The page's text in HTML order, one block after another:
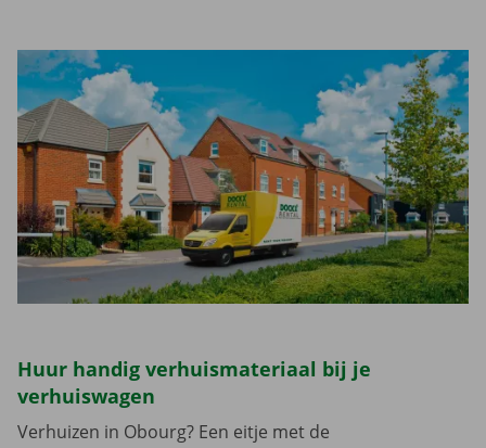
Huur handig verhuismateriaal bij je
verhuiswagen
Verhuizen in Obourg? Een eitje met de